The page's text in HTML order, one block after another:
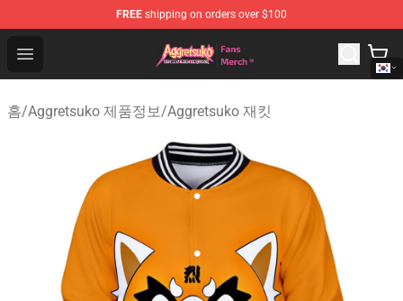
FREE shipping on orders over $100
Open menu
Aggretsuko Store - Official Aggretsuko Merchandise
홈/Aggretsuko 제품정보/Aggretsuko 재킷